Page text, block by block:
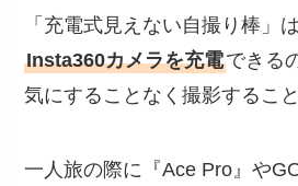
「充電式見えない自撮り棒」
Insta360カメラを充電できる
気にすることなく撮影するこ
一人旅の際に『Ace Pro』や